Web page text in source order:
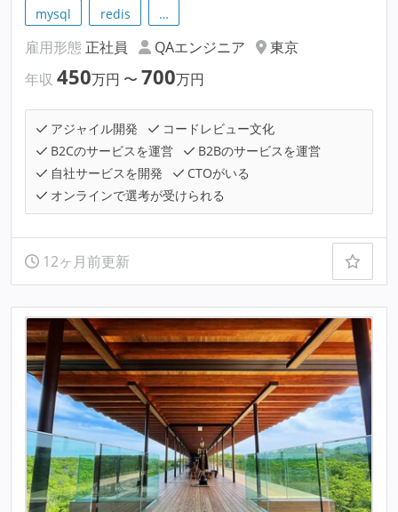
mysql
redis …
雇用形態 正社員 QAエンジニア
東京
年収 450万円 〜 700万円
アジャイル開発
コードレビュー文化
B2Cのサービスを運営
B2Bのサービスを運営
自社サービスを開発
CTOがいる
オンラインで選考が受けられる
12ヶ月前更新